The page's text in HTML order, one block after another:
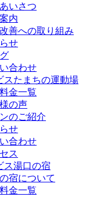
いさつ
内
善への取り組み
せ
合わせ
スたまちの運動場
金一覧
の声
のご紹介
せ
合わせ
ス
ス湯口の宿
宿について
金一覧